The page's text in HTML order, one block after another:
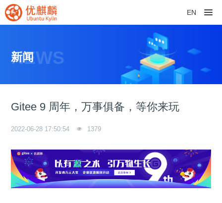
EN
NEWS
新闻
Gitee 9 周年，万事俱备，等你来玩
2022-06-28 17:50:54 1379